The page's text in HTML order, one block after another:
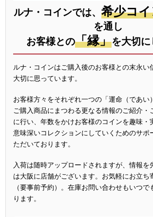
ルナ・コインでは、 希少コ
を通し
お客様との「縁」を大切に
ルナ・コインはご購入後のお客様との末永い
大切に思っています。
お客様方々をそれぞれ一つの「運命（であい
ご購入商品にまつわる更なる情報のご紹介・
に行い、年数をかけお客様のコインを趣味・
意味深いコレクションにしていくためのサポ
ただいております。
入荷は随時アップロードされますが、情報を
は大阪に店舗がございます。お気軽にお立ち
（要事前予約）。在庫お問い合わせもいつで
ります。